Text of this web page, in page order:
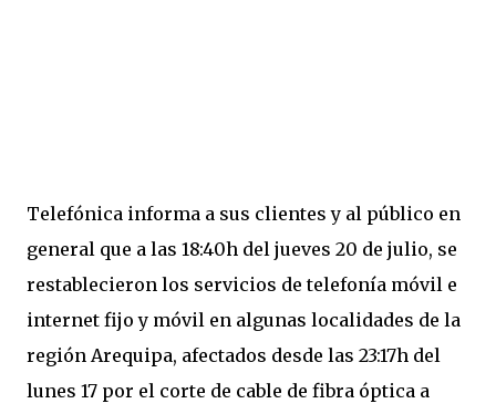
Telefónica informa a sus clientes y al público en
general que a las 18:40h del jueves 20 de julio, se
restablecieron los servicios de telefonía móvil e
internet fijo y móvil en algunas localidades de la
región Arequipa, afectados desde las 23:17h del
lunes 17 por el corte de cable de fibra óptica a